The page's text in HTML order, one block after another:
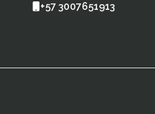
+57 3007651913